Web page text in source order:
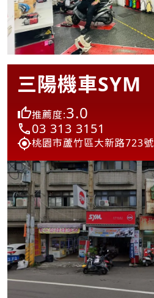
三陽機車SYM
推薦度:3.0
03 313 3151
桃園市蘆竹區大新路723號